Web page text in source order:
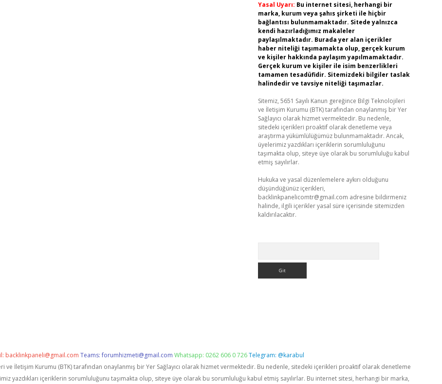
Yasal Uyarı: Bu internet sitesi, herhangi bir
marka, kurum veya şahıs şirketi ile hiçbir
bağlantısı bulunmamaktadır. Sitede yalnızca
kendi hazırladığımız makaleler
paylaşılmaktadır. Burada yer alan içerikler
haber niteliği taşımamakta olup, gerçek kurum
ve kişiler hakkında paylaşım yapılmamaktadır.
Gerçek kurum ve kişiler ile isim benzerlikleri
tamamen tesadüfidir. Sitemizdeki bilgiler taslak
halindedir ve tavsiye niteliği taşımazlar.
Sitemiz, 5651 Sayılı Kanun gereğince Bilgi Teknolojileri
ve İletişim Kurumu (BTK) tarafından onaylanmış bir Yer
Sağlayıcı olarak hizmet vermektedir. Bu nedenle,
sitedeki içerikleri proaktif olarak denetleme veya
araştırma yükümlülüğümüz bulunmamaktadır. Ancak,
üyelerimiz yazdıkları içeriklerin sorumluluğunu
taşımakta olup, siteye üye olarak bu sorumluluğu kabul
etmiş sayılırlar.
Hukuka ve yasal düzenlemelere aykırı olduğunu
düşündüğünüz içerikleri,
backlinkpanelicomtr@gmail.com adresine bildirmeniz
halinde, ilgili içerikler yasal süre içerisinde sitemizden
kaldırılacaktır.
backlinkpaneli@gmail.com Teams:forumhizmeti@gmail.com Whatsapp: 0262 606 0 726Telegram: @karabul
ve İletişim Kurumu (BTK) tarafından onaylanmış bir Yer Sağlayıcı olarak hizmet vermektedir. Bu nedenle, sitedeki içerikleri proaktif olarak denetleme
yazdıkları içeriklerin sorumluluğunu taşımakta olup, siteye üye olarak bu sorumluluğu kabul etmiş sayılırlar. Bu internet sitesi, herhangi bir marka,